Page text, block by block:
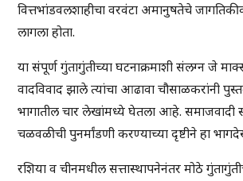
वित्तभांडवलशाहीचा वरवंटा अमानुषतेचे
लागला होता.
या संपूर्ण गुंतागुंतीच्या घटनाक्रमाशी संलग्न जे
वादविवाद झाले त्यांचा आढावा चौसाळकरांनी
भागातील चार लेखांमध्ये घेतला आहे. समाजवादी
चळवळीची पुनर्मांडणी करण्याच्या दृष्टीने हा
रशिया व चीनमधील सत्तास्थापनेनंतर मोठे